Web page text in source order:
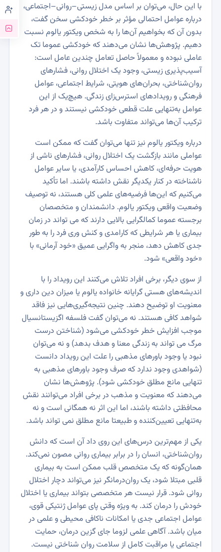
با این حال، می‌توان بر اساس مدل زیستی–روانی–اجتماعی،
درباره عوامل احتمالی مؤثر بر خطر خودکشی سخن گفت،
بدون آن که بخواهیم آن‌ها را به شخص ویکتور یالوم نسبت
دهیم. پژوهش‌ها نشان می‌دهند که خودکشی عموما تک
عاملی نبوده و معمولاً حاصل تعامل چندین عامل است:
آسیب‌پذیری زیستی، وجود یک اختلال روانی، فشارهای
روان‌شناختی، بحران‌های هویتی، شرایط اجتماعی، عوامل
فرهنگی و رویدادهای استرس‌زای زندگی. هیچ‌یک از این
عوامل به‌تنهایی علت قطعی خودکشی نیستند و در هر فرد
ترکیب آن‌ها می‌تواند متفاوت باشد.
درباره ویکتور یالوم نیز تنها می‌توان گفت که ممکن است
عواملی مانند بازگشت یک اختلال روانی، فشارهای ناشی از
هویت حرفه‌ای، کاهش احساس کارآمدی، یا سایر عوامل
ناشناخته در کنار یکدیگر نقش داشته باشند. اما تأکید
می‌کنیم که این‌ها فرضیه‌های علمی کلی هستند، نه توصیف
وضعیت واقعی ویکتور یالوم. دانشمندان و متخصصان
برجسته عموما کمالگرایی بالایی دارند که می تواند در زمان
بیماری یا هر شرایطی که کارامدی و کنش وری فرد را به طور
جدی کاهش دهد، منجر به واگرایی عمیق «خود آرمانی» با
«خود واقعی» شود.
از سوی دیگر، برخی افراد تلاش می‌کنند این رویداد را با
اندیشه‌های هستی گرایانه خانواده یالوم یا میزان دین داری و
معنویت او توضیح دهند. چنین نتیجه‌گیری‌هایی نیز فاقد
شواهد کافی هستند. نه می‌توان گفت فلسفه اگزیستانسیال
موجب افزایش خطر خودکشی می‌شود (شناختن درست
مرگ می تواند به زندگی معنا و هدف بدهد) و نه می‌توان
نبود یا وجود باورهای مذهبی را علت این رویداد دانست
(شواهدی وجود ندارد که صرف وجود باورهای مذهبی به
تنهایی مانع مطلق خودکشی شود). پژوهش‌ها نشان
می‌دهند که معنویت و مذهب در برخی افراد می‌توانند نقش
محافظتی داشته باشند، اما این اثر نه همگانی است و نه
به‌تنهایی تعیین‌کننده و طبیعتا مانع مطلق نمی تواند باشد.
یکی از مهم‌ترین درس‌های این روی داد آن است که دانش
روان‌شناختی، انسان را در برابر بیماری روانی مصون نمی‌کند.
همان‌گونه که یک متخصص قلب ممکن است به بیماری
قلبی مبتلا شود، یک روان‌درمانگر نیز می‌تواند دچار اختلال
روانی شود. قرار نیست هر متخصصی بتواند بیماری یا اختلال
خودش را درمان کند. به ویژه وقتی پای عوامل ژنتیکی قوی،
عوامل اجتماعی جدی یا امکانات ناکافی محیطی و علمی در
میان باشد. آگاهی علمی لزوما جای گزین درمان، حمایت
اجتماعی یا مراقبت کامل از سلامت روان شناختی نیست.